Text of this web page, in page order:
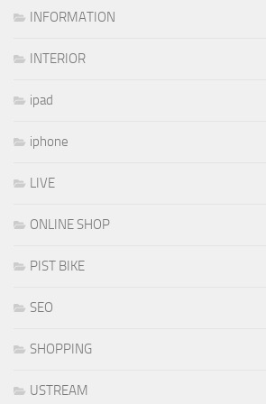
INFORMATION
INTERIOR
ipad
iphone
LIVE
ONLINE SHOP
PIST BIKE
SEO
SHOPPING
USTREAM